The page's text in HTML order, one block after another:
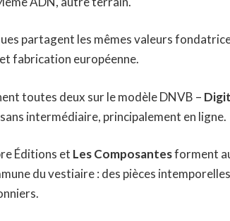
partagent les mêmes valeurs
fabrication européenne.
toutes deux sur le modèle DNVB –
intermédiaire, principalement en ligne.
Éditions et Les Composantesforment
du vestiaire : des pièces